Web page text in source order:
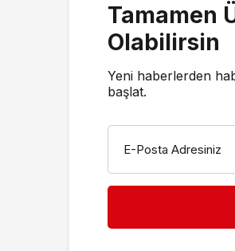
Tamamen
Olabilirsin
Yeni haberlerden
başlat.
E-Posta Adresiniz